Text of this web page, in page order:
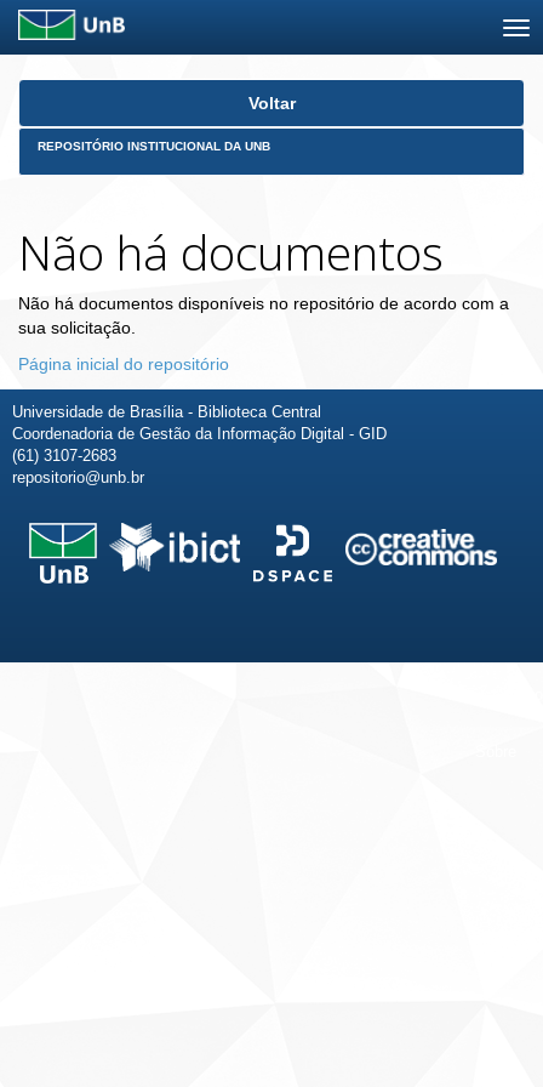
Skip
Voltar
REPOSITÓRIO INSTITUCIONAL DA UNB
Não há documentos
Não há documentos disponíveis no repositório de acordo com a
sua solicitação.
Página inicial do repositório
Universidade de Brasília - Biblioteca Central
Coordenadoria de Gestão da Informação Digital - GID
(61) 3107-2683
repositorio@unb.br